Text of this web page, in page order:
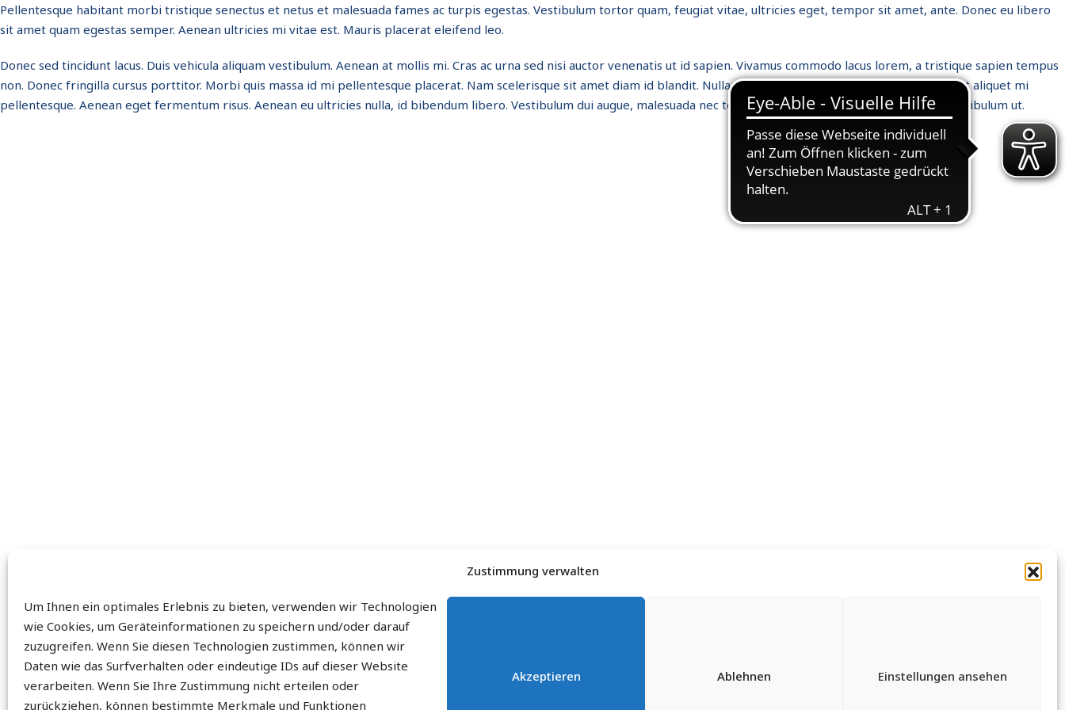
Zustimmung verwalten
Um Ihnen ein optimales Erlebnis zu bieten, verwenden wir Technologien
wie Cookies, um Geräteinformationen zu speichern und/oder darauf
zuzugreifen. Wenn Sie diesen Technologien zustimmen, können wir
Daten wie das Surfverhalten oder eindeutige IDs auf dieser Website
verarbeiten. Wenn Sie Ihre Zustimmung nicht erteilen oder
zurückziehen, können bestimmte Merkmale und Funktionen
Akzeptieren Ablehnen Einstellungen ansehen
Pellentesque habitant morbi tristique senectus et netus et malesuada fames ac turpis egestas. Vestibulum tortor quam, feugiat vitae, ultricies eget, tempor sit amet, ante. Donec eu libero
sit amet quam egestas semper. Aenean ultricies mi vitae est. Mauris placerat eleifend leo.
Donec sed tincidunt lacus. Duis vehicula aliquam vestibulum. Aenean at mollis mi. Cras ac urna sed nisi auctor venenatis ut id sapien. Vivamus commodo lacus lorem, a tristique sapien tempus
non. Donec fringilla cursus porttitor. Morbi quis massa id mi pellentesque placerat. Nam scelerisque sit amet diam id blandit. Nullam ultrices ligula at ligula tincidunt, sit amet aliquet mi
pellentesque. Aenean eget fermentum risus. Aenean eu ultricies nulla, id bibendum libero. Vestibulum dui augue, malesuada nec tellus vel, egestas condimentum ipsum. Vestibulum ut.